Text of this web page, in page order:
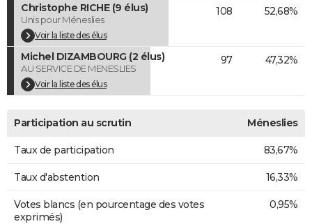
COPAINS D'AVANT
S'inscrire
Se connecter
Lycées
Collèges
Primaires
Universités
Entreprises
Service militaire
Avis de recherche
AVIS DE DÉCÈS
FORUM
Bricolage
Lifestyle
Culture
Sport
Auto
Television
Voyage
Cinema
Christophe RICHE (9 élus)
Unis pour Méneslies
Voir la liste des élus
108 52,68%
Michel DIZAMBOURG (2 élus)
AU SERVICE DE MENESLIES
Voir la liste des élus
97 47,32%
Participation au scrutin Méneslies
Taux de participation 83,67%
Taux d'abstention 16,33%
Votes blancs (en pourcentage des votes
exprimés)
0,95%